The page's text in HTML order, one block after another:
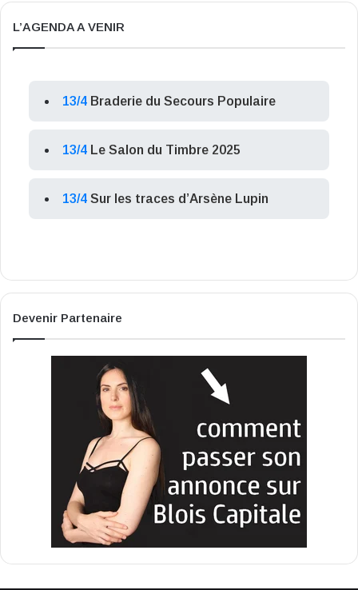
L’AGENDA A VENIR
13/4 Braderie du Secours Populaire
13/4 Le Salon du Timbre 2025
13/4 Sur les traces d’Arsène Lupin
Devenir Partenaire